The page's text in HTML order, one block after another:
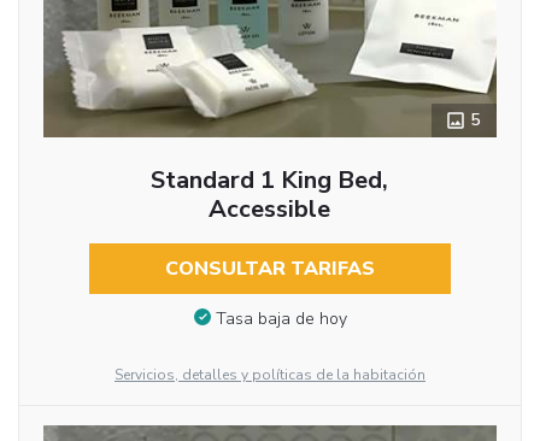
5
Standard 1 King Bed,
Accessible
CONSULTAR TARIFAS
Tasa baja de hoy
Servicios, detalles y políticas de la habitación